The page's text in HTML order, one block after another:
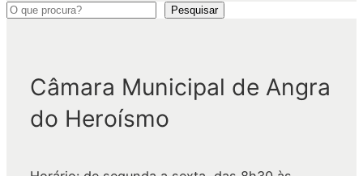
P
Pesquisar
Câmara Municipal de Angra
do Heroísmo